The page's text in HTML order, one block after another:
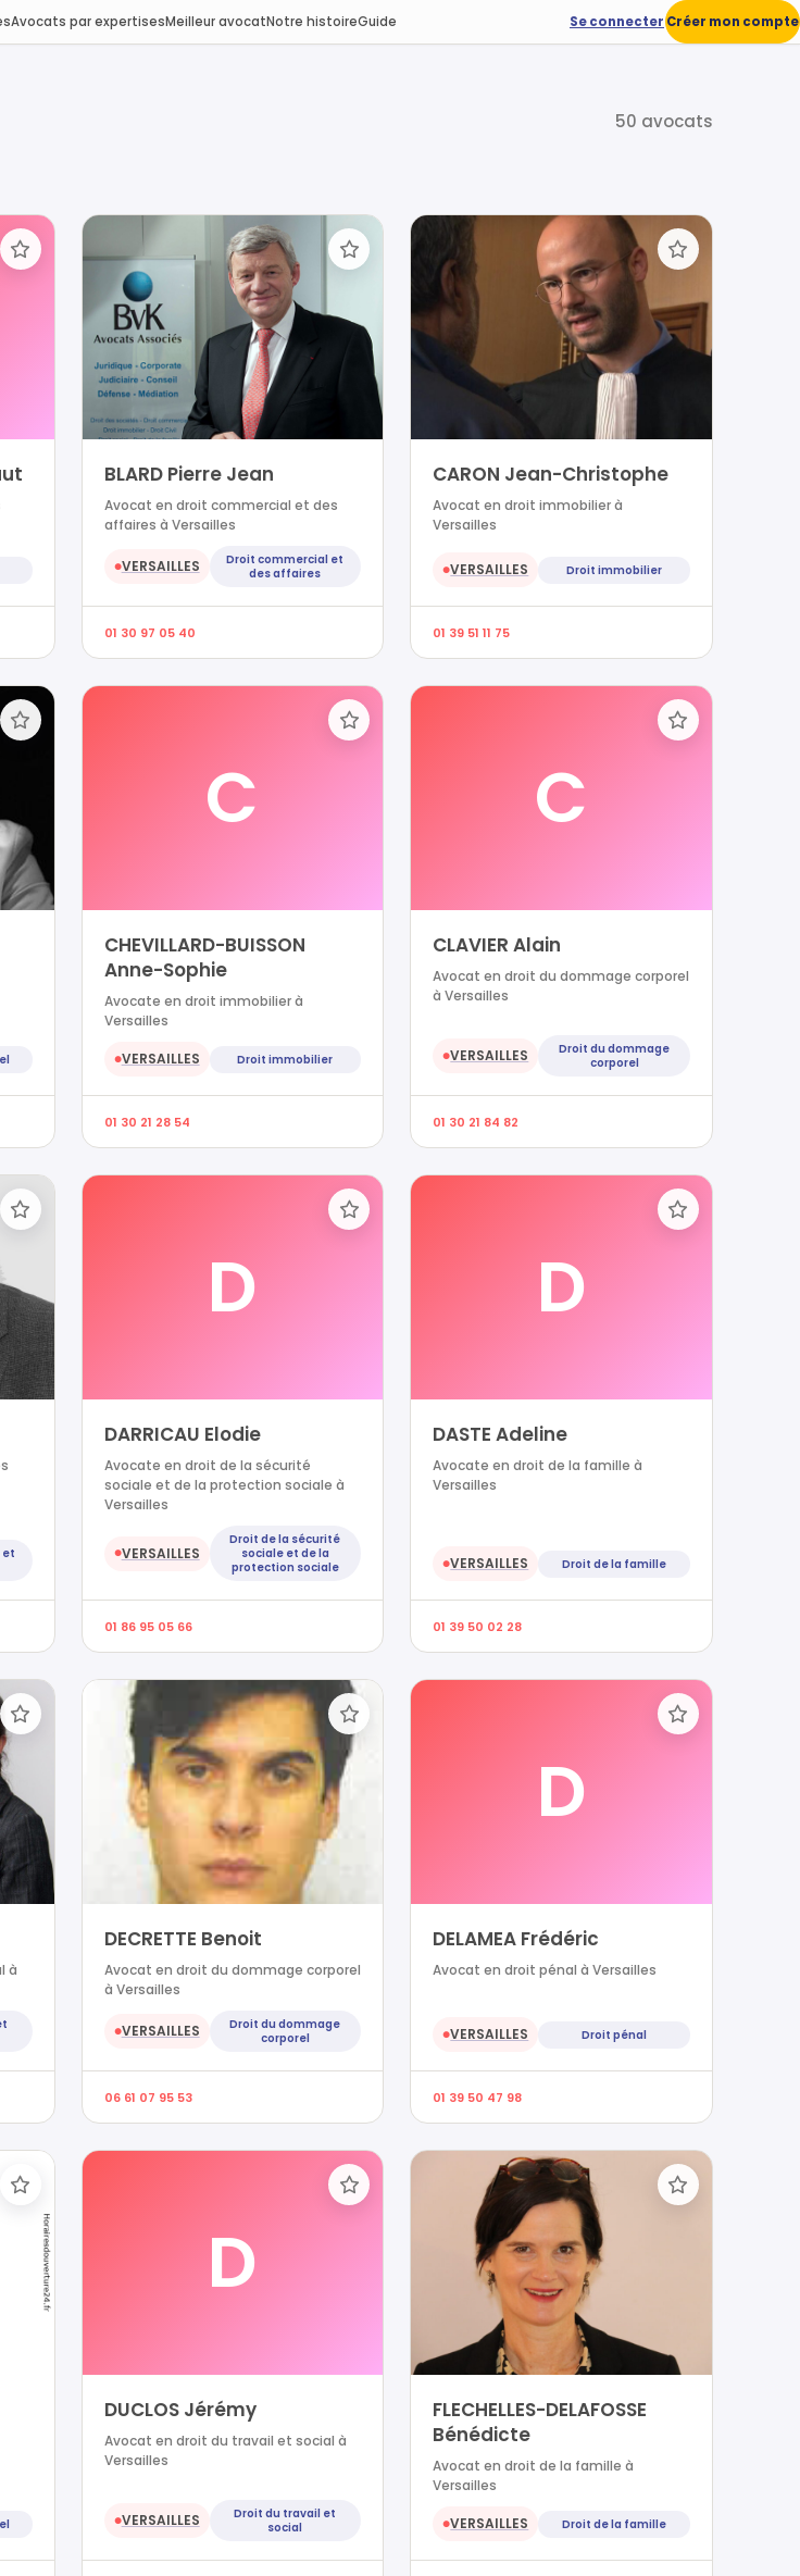
Avocats par expertisesMeilleur avocatNotre histoireGuide Se connecter Créer mon compte
50 avocats
BLARD Pierre Jean
Avocat en droit commercial et des
affaires à Versailles
●VERSAILLES
Droit commercial et
des affaires
01 30 97 05 40
CARON Jean-Christophe
Avocat en droit immobilier à
Versailles
●VERSAILLES Droit immobilier
01 39 51 11 75
C
CHEVILLARD-BUISSON
Anne-Sophie
Avocate en droit immobilier à
Versailles
●VERSAILLES Droit immobilier
01 30 21 28 54
C
CLAVIER Alain
Avocat en droit du dommage corporel
à Versailles
●VERSAILLES
Droit du dommage
corporel
01 30 21 84 82
et
D
DARRICAU Elodie
Avocate en droit de la sécurité
sociale et de la protection sociale à
Versailles
●VERSAILLES
Droit de la sécurité
sociale et de la
protection sociale
01 86 95 05 66
D
DASTE Adeline
Avocate en droit de la famille à
Versailles
●VERSAILLES Droit de la famille
01 39 50 02 28
à
DECRETTE Benoit
Avocat en droit du dommage corporel
à Versailles
●VERSAILLES
Droit du dommage
corporel
06 61 07 95 53
D
DELAMEA Frédéric
Avocat en droit pénal à Versailles
●VERSAILLES Droit pénal
01 39 50 47 98
D
DUCLOS Jérémy
Avocat en droit du travail et social à
Versailles
●VERSAILLES
Droit du travail et
social
FLECHELLES-DELAFOSSE
Bénédicte
Avocat en droit de la famille à
Versailles
●VERSAILLES Droit de la famille